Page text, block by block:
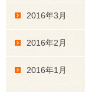
2016年3月
2016年2月
2016年1月